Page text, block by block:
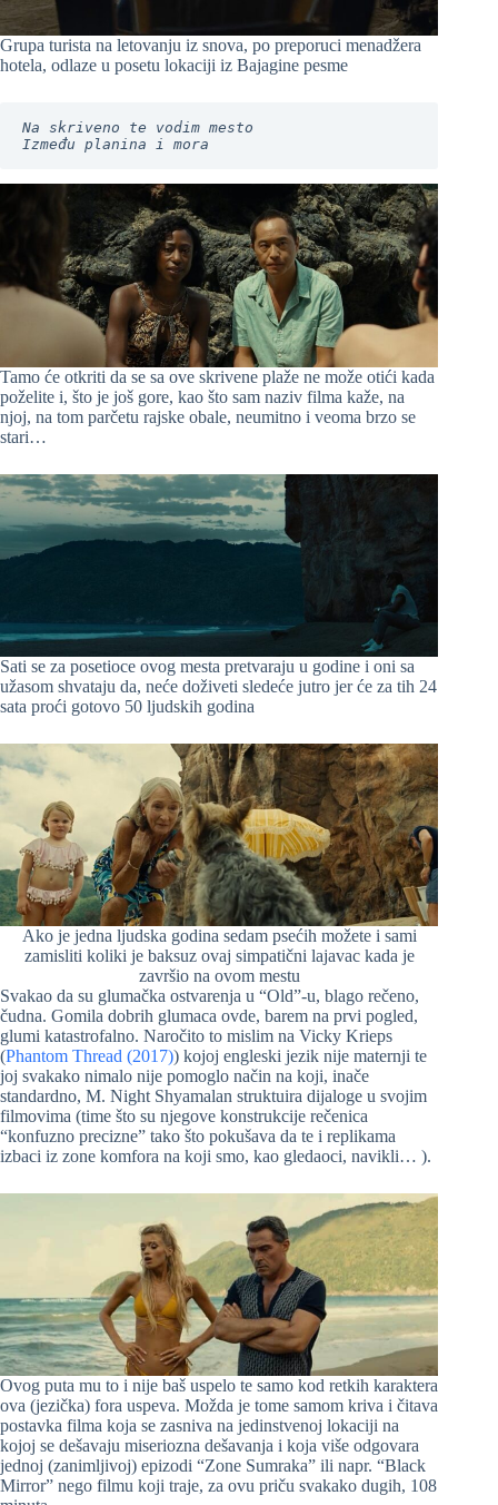
Grupa turista na letovanju iz snova, po preporuci menadžera
hotela, odlaze u posetu lokaciji iz Bajagine pesme
Na skriveno te vodim mesto
Između planina i mora
Tamo će otkriti da se sa ove skrivene plaže ne može otići kada
poželite i, što je još gore, kao što sam naziv filma kaže, na
njoj, na tom parčetu rajske obale, neumitno i veoma brzo se
stari…
Sati se za posetioce ovog mesta pretvaraju u godine i oni sa
užasom shvataju da, neće doživeti sledeće jutro jer će za tih 24
sata proći gotovo 50 ljudskih godina
Ako je jedna ljudska godina sedam psećih možete i sami
zamisliti koliki je baksuz ovaj simpatični lajavac kada je
završio na ovom mestu
Svakao da su glumačka ostvarenja u “Old”-u, blago rečeno,
čudna. Gomila dobrih glumaca ovde, barem na prvi pogled,
glumi katastrofalno. Naročito to mislim na Vicky Krieps
(Phantom Thread (2017)) kojoj engleski jezik nije maternji te
joj svakako nimalo nije pomoglo način na koji, inače
standardno, M. Night Shyamalan struktuira dijaloge u svojim
filmovima (time što su njegove konstrukcije rečenica
“konfuzno precizne” tako što pokušava da te i replikama
izbaci iz zone komfora na koji smo, kao gledaoci, navikli… ).
Ovog puta mu to i nije baš uspelo te samo kod retkih karaktera
ova (jezička) fora uspeva. Možda je tome samom kriva i čitava
postavka filma koja se zasniva na jedinstvenoj lokaciji na
kojoj se dešavaju miseriozna dešavanja i koja više odgovara
jednoj (zanimljivoj) epizodi “Zone Sumraka” ili napr. “Black
Mirror” nego filmu koji traje, za ovu priču svakako dugih, 108